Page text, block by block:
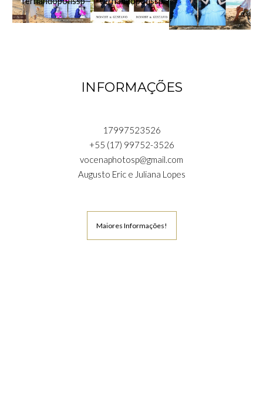
INFORMAÇÕES
17997523526
+55 (17) 99752-3526
vocenaphotosp@gmail.com
Augusto Eric e Juliana Lopes
Maiores Informações!